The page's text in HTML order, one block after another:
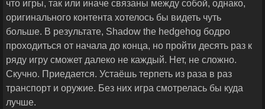
что игры, так или иначе связаны между собой, однако,
оригинального контента хотелось бы видеть чуть
больше. В результате, Shadow the hedgehog бодро
проходиться от начала до конца, но пройти десять раз к
ряду игру сможет далеко не каждый. Нет, не сложно.
Скучно. Приедается. Устаёшь терпеть из раза в раз
транспорт и оружие. Без них игра смотрелась бы куда
лучше.